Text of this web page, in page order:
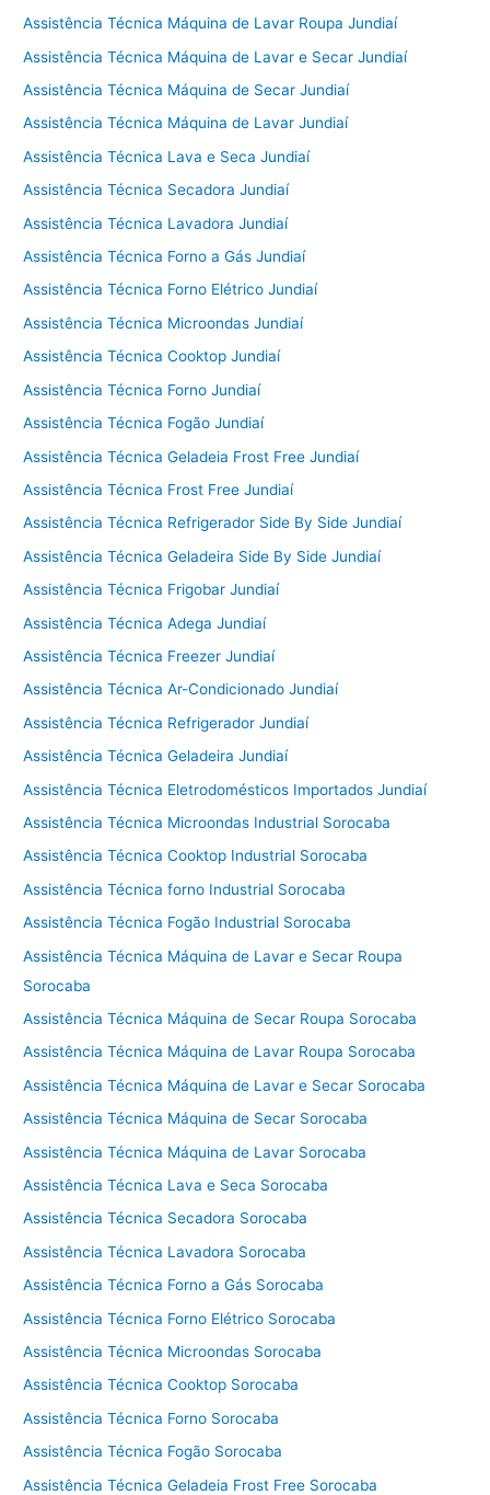
Assistência Técnica Máquina de Lavar Roupa Jundiaí
Assistência Técnica Máquina de Lavar e Secar Jundiaí
Assistência Técnica Máquina de Secar Jundiaí
Assistência Técnica Máquina de Lavar Jundiaí
Assistência Técnica Lava e Seca Jundiaí
Assistência Técnica Secadora Jundiaí
Assistência Técnica Lavadora Jundiaí
Assistência Técnica Forno a Gás Jundiaí
Assistência Técnica Forno Elétrico Jundiaí
Assistência Técnica Microondas Jundiaí
Assistência Técnica Cooktop Jundiaí
Assistência Técnica Forno Jundiaí
Assistência Técnica Fogão Jundiaí
Assistência Técnica Geladeia Frost Free Jundiaí
Assistência Técnica Frost Free Jundiaí
Assistência Técnica Refrigerador Side By Side Jundiaí
Assistência Técnica Geladeira Side By Side Jundiaí
Assistência Técnica Frigobar Jundiaí
Assistência Técnica Adega Jundiaí
Assistência Técnica Freezer Jundiaí
Assistência Técnica Ar-Condicionado Jundiaí
Assistência Técnica Refrigerador Jundiaí
Assistência Técnica Geladeira Jundiaí
Assistência Técnica Eletrodomésticos Importados Jundiaí
Assistência Técnica Microondas Industrial Sorocaba
Assistência Técnica Cooktop Industrial Sorocaba
Assistência Técnica forno Industrial Sorocaba
Assistência Técnica Fogão Industrial Sorocaba
Assistência Técnica Máquina de Lavar e Secar Roupa
Sorocaba
Assistência Técnica Máquina de Secar Roupa Sorocaba
Assistência Técnica Máquina de Lavar Roupa Sorocaba
Assistência Técnica Máquina de Lavar e Secar Sorocaba
Assistência Técnica Máquina de Secar Sorocaba
Assistência Técnica Máquina de Lavar Sorocaba
Assistência Técnica Lava e Seca Sorocaba
Assistência Técnica Secadora Sorocaba
Assistência Técnica Lavadora Sorocaba
Assistência Técnica Forno a Gás Sorocaba
Assistência Técnica Forno Elétrico Sorocaba
Assistência Técnica Microondas Sorocaba
Assistência Técnica Cooktop Sorocaba
Assistência Técnica Forno Sorocaba
Assistência Técnica Fogão Sorocaba
Assistência Técnica Geladeia Frost Free Sorocaba